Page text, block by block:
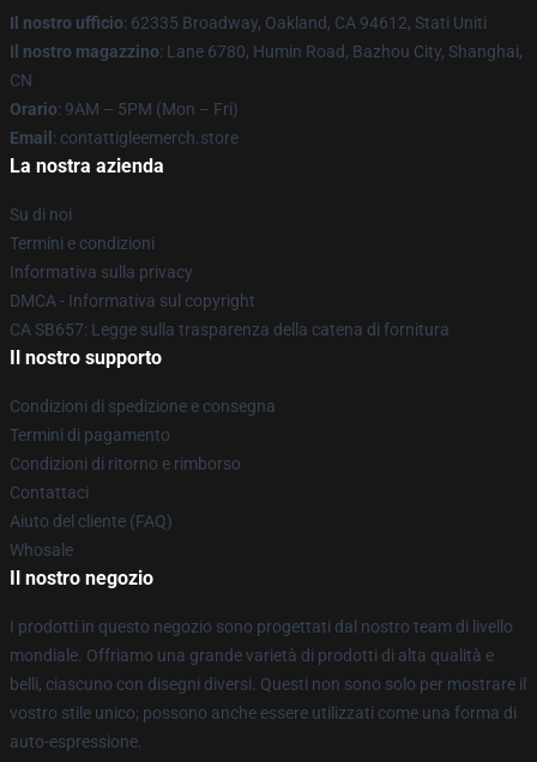
Il nostro ufficio: 62335 Broadway, Oakland, CA 94612, Stati Uniti
Il nostro magazzino: Lane 6780, Humin Road, Bazhou City, Shanghai,
CN
Orario: 9AM – 5PM (Mon – Fri)
Email : contattigleemerch.store
La nostra azienda
Su di noi
Termini e condizioni
Informativa sulla privacy
DMCA - Informativa sul copyright
CA SB657: Legge sulla trasparenza della catena di fornitura
Il nostro supporto
Condizioni di spedizione e consegna
Termini di pagamento
Condizioni di ritorno e rimborso
Contattaci
Aiuto del cliente (FAQ)
Whosale
Il nostro negozio
I prodotti in questo negozio sono progettati dal nostro team di livello
mondiale. Offriamo una grande varietà di prodotti di alta qualità e
belli, ciascuno con disegni diversi. Questi non sono solo per mostrare il
vostro stile unico; possono anche essere utilizzati come una forma di
auto-espressione.